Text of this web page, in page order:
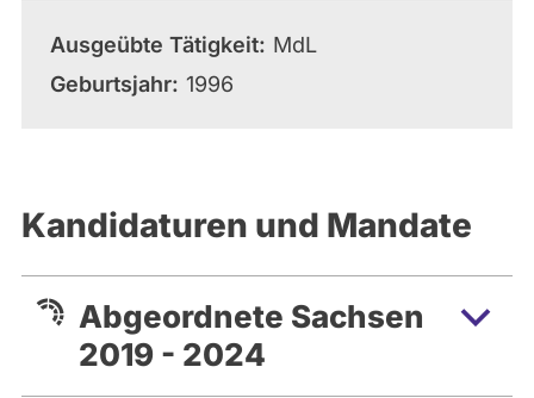
Ausgeübte Tätigkeit
MdL
Geburtsjahr 1996
Kandidaturen und Mandate
Abgeordnete Sachsen
2019 - 2024